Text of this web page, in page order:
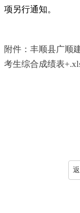
项另行通知。
附件：丰顺县广顺
考生综合成绩表